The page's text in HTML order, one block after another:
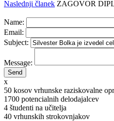
Naslednji članek ZAGOVOR
Name:
Email:
Subject:
Message:
x
50 kosov vrhunske raziskovalne
1700 potencialnih delodajalcev
4 študenti na učitelja
40 vrhunskih strokovnjakov